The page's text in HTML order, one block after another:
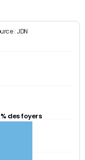
: JDN
% des foyers